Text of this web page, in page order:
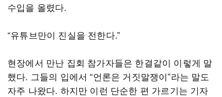
수입을 올렸다.
“유튜브만이 진실을 전한다.”
현장에서 만난 집회 참가자들은 한결같이 이렇게 말
했다. 그들의 입에서 “언론은 거짓말쟁이”라는 말도
자주 나왔다. 하지만 이런 단순한 편 가르기는 기자